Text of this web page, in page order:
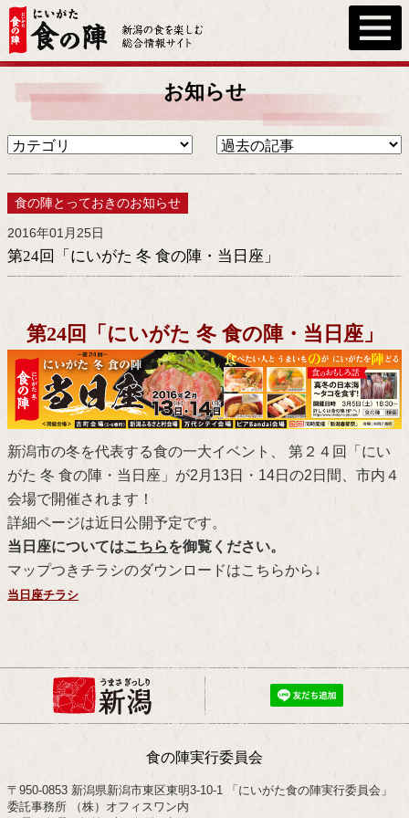
お知らせ
食の陣とっておきのお知らせ
2016年01月25日
第24回「にいがた 冬 食の陣・当日座」
第24回「にいがた 冬 食の陣・当日座」
新潟市の冬を代表する食の一大イベント、 第２４回「にい
がた 冬 食の陣・当日座」が2月13日・14日の2日間、市内４
会場で開催されます！
詳細ページは近日公開予定です。
当日座についてはこちらを御覧ください。
マップつきチラシのダウンロードはこちらから↓
当日座チラシ
食の陣実行委員会
〒950-0853 新潟県新潟市東区東明3-10-1 「にいがた食の陣実行委員会」
委託事務所 （株）オフィスワン内